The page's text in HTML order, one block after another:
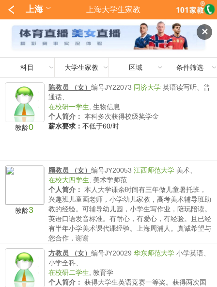
✕
上海 上海大学生家教
科目 大学生家教 区域 条件筛选
教龄0
陈教员 （女） 编号JY22073 同济大学 英语读写听、普
通话、
在校研一学生 生物信息
个人简介： 本科多次获得校级奖学金
薪水要求： 不低于60/时
教龄3
顾教员 （女） 编号JY20053 江西师范大学 美术、
在校大四学生
美术学师范
个人简介： 本人大学课余时间有三年做儿童暑托班，
兴趣班儿童画老师，小学幼儿家教，高考美术辅导班助
教的经验。可辅导幼儿园，小学生写作业，陪玩陪读。
英语口语发音标准。有耐心，有爱心，有经验。且已经
有半年小学美术课代课经验。上海周浦人。真诚希望与
您合作，谢谢
薪水要求：
方教员 （女） 编号JY20029 华东师范大学 小学英语、
小学全科、
在校研二学生 教育学
个人简介： 获得大学生英语竞赛一等奖。获得两次国